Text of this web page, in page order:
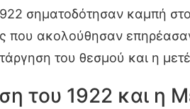
σηματοδότησαν καμπή
που ακολούθησαν
του θεσμού και η
του 1922 και η